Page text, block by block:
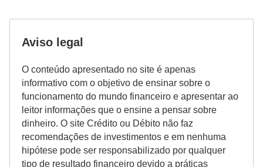
Aviso legal
O conteúdo apresentado no site é apenas
informativo com o objetivo de ensinar sobre o
funcionamento do mundo financeiro e apresentar ao
leitor informações que o ensine a pensar sobre
dinheiro. O site Crédito ou Débito não faz
recomendações de investimentos e em nenhuma
hipótese pode ser responsabilizado por qualquer
tipo de resultado financeiro devido a práticas
n
d
N
e
g
o
c
i